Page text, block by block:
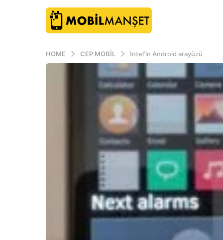
HOME CEP MOBIL Intel'in Android arayüzü